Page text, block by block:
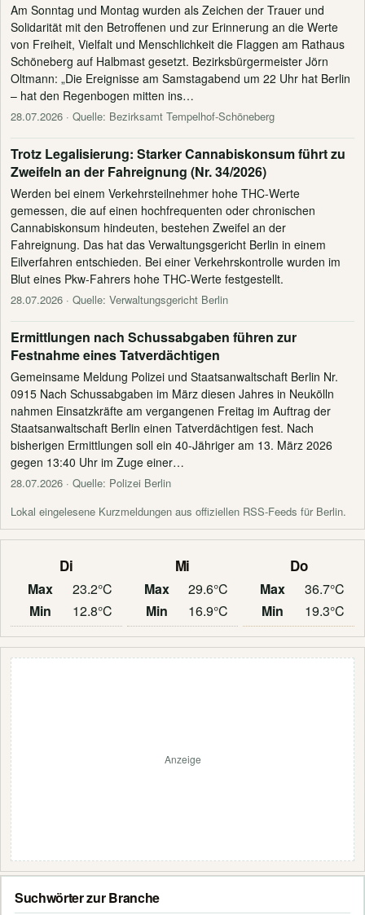
Am Sonntag und Montag wurden als Zeichen der Trauer und
Solidarität mit den Betroffenen und zur Erinnerung an die Werte
von Freiheit, Vielfalt und Menschlichkeit die Flaggen am Rathaus
Schöneberg auf Halbmast gesetzt. Bezirksbürgermeister Jörn
Oltmann: „Die Ereignisse am Samstagabend um 22 Uhr hat Berlin
– hat den Regenbogen mitten ins…
28.07.2026 · Quelle: Bezirksamt Tempelhof-Schöneberg
Trotz Legalisierung: Starker Cannabiskonsum führt zu
Zweifeln an der Fahreignung (Nr. 34/2026)
Werden bei einem Verkehrsteilnehmer hohe THC-Werte
gemessen, die auf einen hochfrequenten oder chronischen
Cannabiskonsum hindeuten, bestehen Zweifel an der
Fahreignung. Das hat das Verwaltungsgericht Berlin in einem
Eilverfahren entschieden. Bei einer Verkehrskontrolle wurden im
Blut eines Pkw-Fahrers hohe THC-Werte festgestellt.
28.07.2026 · Quelle: Verwaltungsgericht Berlin
Ermittlungen nach Schussabgaben führen zur
Festnahme eines Tatverdächtigen
Gemeinsame Meldung Polizei und Staatsanwaltschaft Berlin Nr.
0915 Nach Schussabgaben im März diesen Jahres in Neukölln
nahmen Einsatzkräfte am vergangenen Freitag im Auftrag der
Staatsanwaltschaft Berlin einen Tatverdächtigen fest. Nach
bisherigen Ermittlungen soll ein 40-Jähriger am 13. März 2026
gegen 13:40 Uhr im Zuge einer…
28.07.2026 · Quelle: Polizei Berlin
Lokal eingelesene Kurzmeldungen aus offiziellen RSS-Feeds für Berlin.
Di
Max
23.2°C
Min
12.8°C
Mi
Max
29.6°C
Min
16.9°C
Do
Max
36.7°C
Min
19.3°C
Anzeige
Suchwörter zur Branche